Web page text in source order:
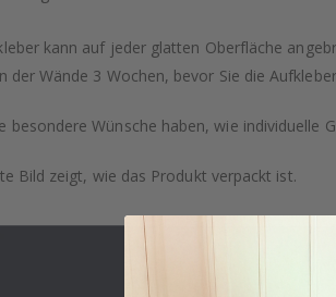
kann auf jeder glatten Oberfläche
der Wände 3 Wochen, bevor Sie die
besondere Wünsche haben, wie
Bild zeigt, wie das Produkt verpackt ist.